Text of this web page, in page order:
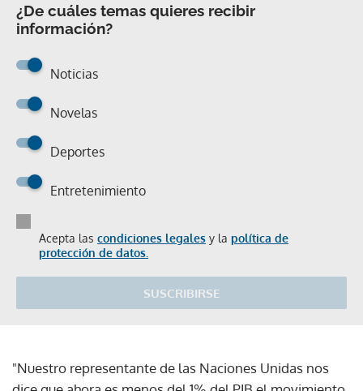
¿De cuáles temas quieres recibir
información?
Noticias
Novelas
Deportes
Entretenimiento
Acepta las condiciones legales y la política de
protección de datos.
SUSCRIBIRSE
"Nuestro representante de las Naciones Unidas nos